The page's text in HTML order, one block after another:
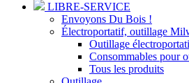
LIBRE-SERVICE
Envoyons Du Bois !
Électroportatif, outillage
Outillage
Consommables pour
Tous les produits